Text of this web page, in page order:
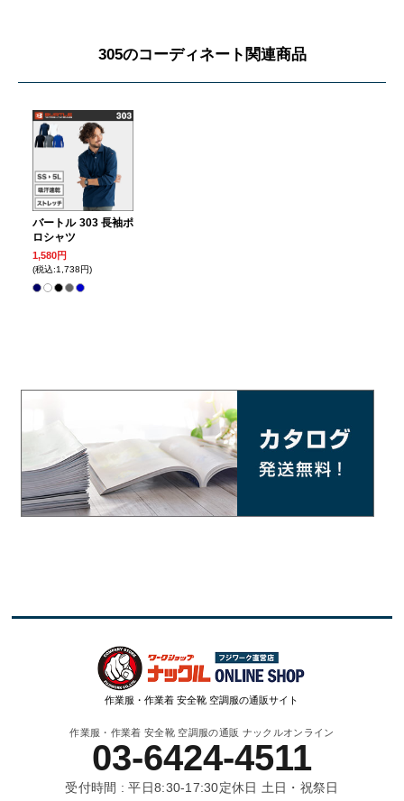
305のコーディネート関連商品
バートル 303 長袖ポ
ロシャツ
1,580円
(税込:1,738円)
作業服・作業着 安全靴 空調服の通販サイト
作業服・作業着 安全靴 空調服の通販 ナックルオンライン
03-6424-4511
受付時間 : 平日8:30-17:30定休日 土日・祝祭日